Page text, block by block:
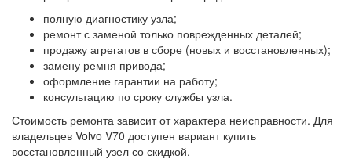
полную диагностику узла;
ремонт с заменой только поврежденных деталей;
продажу агрегатов в сборе (новых и восстановленных);
замену ремня привода;
оформление гарантии на работу;
консультацию по сроку службы узла.
Стоимость ремонта зависит от характера неисправности. Для
владельцев Volvo V70 доступен вариант купить
восстановленный узел со скидкой.